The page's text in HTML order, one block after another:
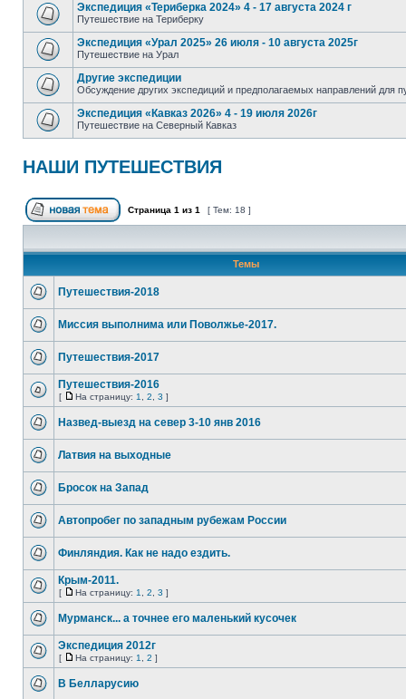
Экспедиция «Териберка 2024» 4 - 17 августа 2024 г
Путешествие на Териберку
Экспедиция «Урал 2025» 26 июля - 10 августа 2025г
Путешествие на Урал
Другие экспедиции
Обсуждение других экспедиций и предполагаемых направлений для
Экспедиция «Кавказ 2026» 4 - 19 июля 2026г
Путешествие на Северный Кавказ
НАШИ ПУТЕШЕСТВИЯ
Страница 1 из 1 [ Тем: 18 ]
Темы
Путешествия-2018
Миссия выполнима или Поволжье-2017.
Путешествия-2017
Путешествия-2016
[ На страницу: 1 2 3 ]
Hазвед-выезд на север 3-10 янв 2016
Латвия на выходные
Бросок на Запад
Автопробег по западным рубежам России
Финляндия. Как не надо ездить.
Крым-2011.
[ На страницу: 1 2 3 ]
Мурманск... а точнее его маленький кусочек
Экспедиция 2012г
[ На страницу: 1 2 ]
В Белларусию